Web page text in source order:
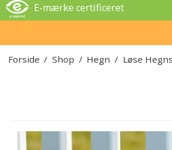
E-mærke certificeret
Forside / Shop / Hegn / Løse